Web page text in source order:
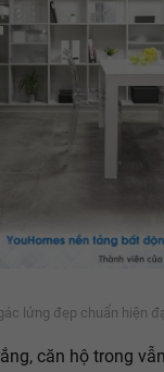
lửng đẹp chuẩn hiện
căn hộ trong